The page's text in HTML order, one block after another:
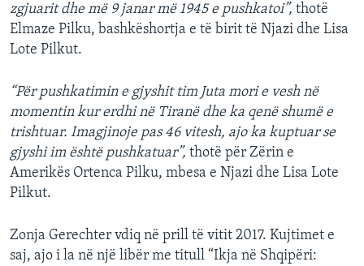
zgjuarit dhe më 9 janar më 1945 e pushkatoi”, thotë
Elmaze Pilku, bashkëshortja e të birit të Njazi dhe Lisa
Lote Pilkut.
“Për pushkatimin e gjyshit tim Juta mori e vesh në
momentin kur erdhi në Tiranë dhe ka qenë shumë e
trishtuar. Imagjinoje pas 46 vitesh, ajo ka kuptuar se
gjyshi im është pushkatuar”, thotë për Zërin e
Amerikës Ortenca Pilku, mbesa e Njazi dhe Lisa Lote
Pilkut.
Zonja Gerechter vdiq në prill të vitit 2017. Kujtimet e
saj, ajo i la në një libër me titull “Ikja në Shqipëri: